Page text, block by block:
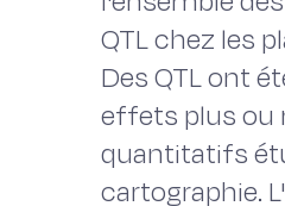
QTL chez les
Des QTL ont
effets plus ou
quantitatifs
cartographie.